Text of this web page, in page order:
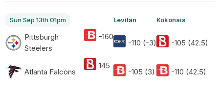
Sun Sep 13th 01pm
Pittsburgh
Steelers
Atlanta Falcons
-160
145
Levitän
-110 (-3)
-105 (3)
Kokonais
-105 (42.5)
-110 (42.5)